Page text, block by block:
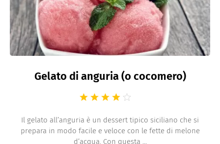
Gelato di anguria (o cocomero)
Il gelato all’anguria è un dessert tipico siciliano che si
prepara in modo facile e veloce con le fette di melone
d’acqua. Con questa ...